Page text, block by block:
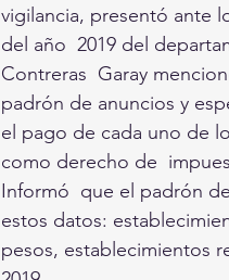
vigilancia, presentó ante
del año  2019 del
Contreras  Garay
padrón de anuncios y
el pago de cada uno de
como derecho de
Informó  que el padrón
estos datos:
pesos, establecimientos